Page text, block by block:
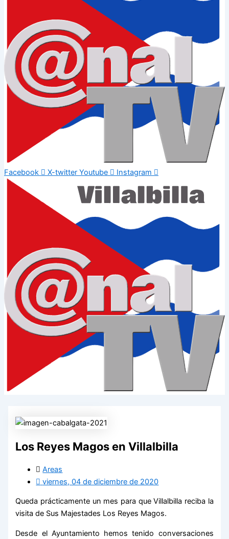
Facebook X-twitter Youtube Instagram
Los Reyes Magos en Villalbilla
Areas
viernes, 04 de diciembre de 2020
Queda prácticamente un mes para que Villalbilla reciba la
visita de Sus Majestades Los Reyes Magos.
Desde el Ayuntamiento hemos tenido conversaciones